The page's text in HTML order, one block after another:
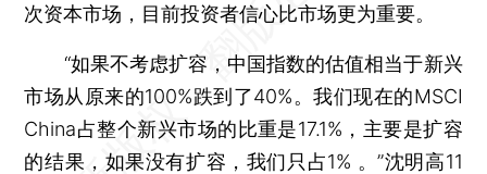
次资本市场，目前投资者信心比市场更为重要。
“如果不考虑扩容，中国指数的估值相当于新兴
市场从原来的100%跌到了40%。我们现在的MSCI
China占整个新兴市场的比重是17.1%，主要是扩容
的结果，如果没有扩容，我们只占1% 。”沈明高11